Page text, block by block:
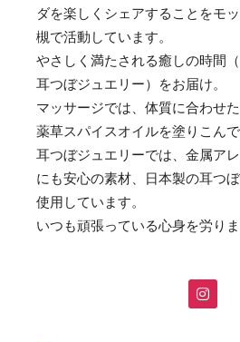
ダを楽しくシェアすることをモ
槻で活動しています。
やさしく満たされる癒しの時間
耳つぼジュエリー）をお届け。
マッサージでは、体質に合わせ
薬草スパイスオイルを塗りこんで
耳つぼジュエリーでは、金属ア
にも安心の素材、日本製の耳つ
使用しています。
いつも頑張っている心身を労りま